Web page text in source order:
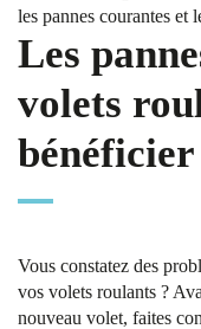
les pannes courantes et
Les
volets
Vous constatez des
vos volets roulants ?
nouveau volet, faites